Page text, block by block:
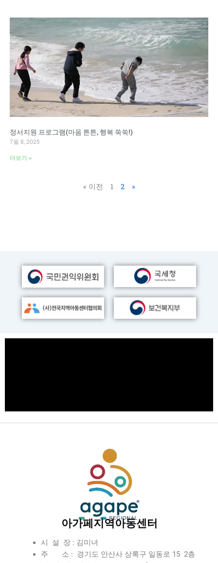
정서지원 프로그램(마음 튼튼, 행복 쑥쑥!)
7월 8, 2025
더보기 »
« 이전 1 2 »
아가페지역아동센터
시 설 장 : 김미녀
주 소 : 경기도 안산사 상록구 일동로 15 2층